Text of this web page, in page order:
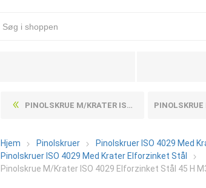
PINOLSKRUE M/KRATER ISO 4029 ELFORZINKET STÅL 45 H M3X20 (200 STK) PINOLSKRUE M/KRATER ISO 4029
Hjem Pinolskruer
Pinolskruer ISO 4029 Med
Pinolskruer ISO 4029 Med Krater Elforzinket Stål
Pinolskrue M/Krater ISO 4029 Elforzinket Stål 45 H